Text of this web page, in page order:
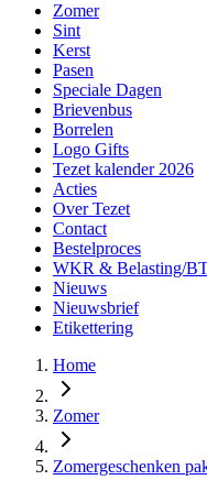
Zomer
Sint
Kerst
Pasen
Speciale Dagen
Brievenbus
Borrelen
Logo Gifts
Tezet kalender 2026
Acties
Over Tezet
Contact
Bestelproces
WKR & Belasting/
Nieuws
Nieuwsbrief
Etikettering
Home
Zomer
Zomergeschenken